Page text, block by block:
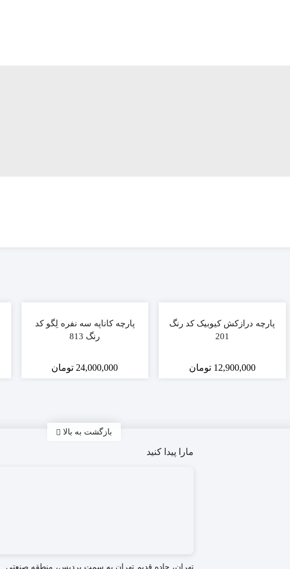
پارچه درازکش کیوبیک کد رنگ
201
12,900,000 تومان
پارچه کاناپه سه نفره لِگو کد
رنگ 813
24,000,000 تومان
بازگشت به بالا
مارا پیدا کنید
تهران، جاده قدیم تهران به سمت پردیس، منطقه صنعتی